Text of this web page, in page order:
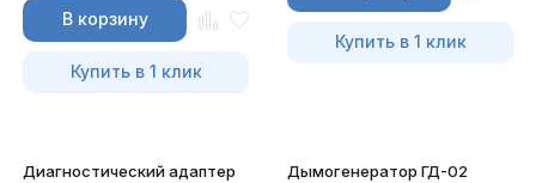
В корзину
Купить в 1 клик
Купить в 1 клик
Диагностический адаптер
Дымогенератор ГД-02